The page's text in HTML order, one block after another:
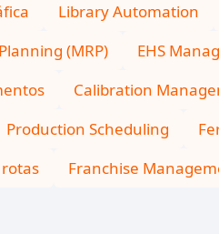
Library Automation
(MRP)
EHS
Calibration
Production Scheduling
Franchise